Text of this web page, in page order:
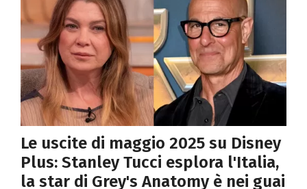
Le uscite di maggio 2025 su Disney
Plus: Stanley Tucci esplora l'Italia,
la star di Grey's Anatomy è nei guai